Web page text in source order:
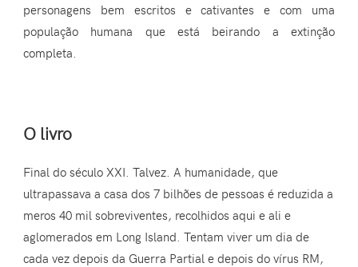
personagens bem escritos e cativantes e com uma
população humana que está beirando a extinção
completa.
O livro
Final do século XXI. Talvez. A humanidade, que
ultrapassava a casa dos 7 bilhões de pessoas é reduzida a
meros 40 mil sobreviventes, recolhidos aqui e ali e
aglomerados em Long Island. Tentam viver um dia de
cada vez depois da Guerra Partial e depois do vírus RM,